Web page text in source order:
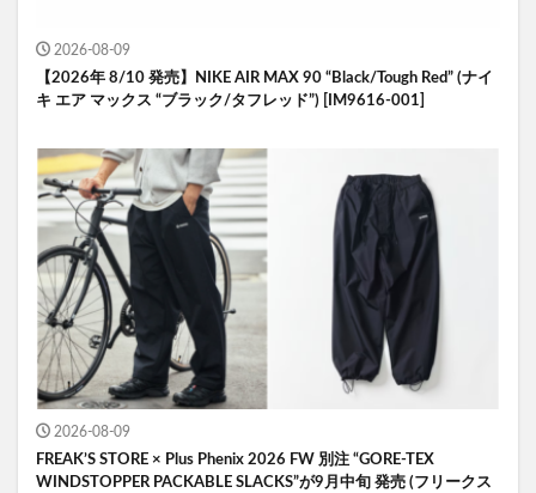
2026-08-09
【2026年 8/10 発売】NIKE AIR MAX 90 “Black/Tough Red” (ナイ
キ エア マックス “ブラック/タフレッド”) [IM9616-001]
2026-08-09
FREAK’S STORE × Plus Phenix 2026 FW 別注 “GORE-TEX
WINDSTOPPER PACKABLE SLACKS”が9月中旬 発売 (フリークス